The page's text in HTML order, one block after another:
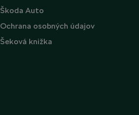
Škoda Auto
Ochrana osobných údajov
Šeková knižka